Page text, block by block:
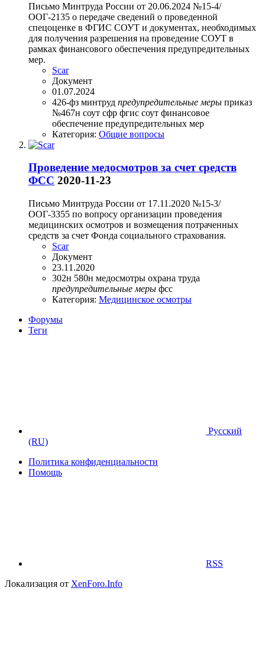
Письмо Минтруда России от 20.06.2024 №15-4/
ООГ-2135 о передаче сведений о проведенной
спецоценке в ФГИС СОУТ и документах, необходимых
для получения разрешения на проведение СОУТ в
рамках финансового обеспечения предупредительных
мер.
Scar
Документ
01.07.2024
426-фз минтруд предупредительные меры приказ
№467н соут сфр фгис соут финансовое
обеспечение предупредительных мер
Категория: Общие вопросы
Проведение медосмотров за счет средств
ФСС 2020-11-23
Письмо Минтруда России от 17.11.2020 №15-3/
ООГ-3355 по вопросу организации проведения
медицинских осмотров и возмещения потраченных
средств за счет Фонда социального страхования.
Scar
Документ
23.11.2020
302н 580н медосмотры охрана труда
предупредительные меры фсс
Категория: Медицинское осмотры
Форумы
Теги
Русский
(RU)
Политика конфиденциальности
Помощь
RSS
Локализация от XenForo.Info